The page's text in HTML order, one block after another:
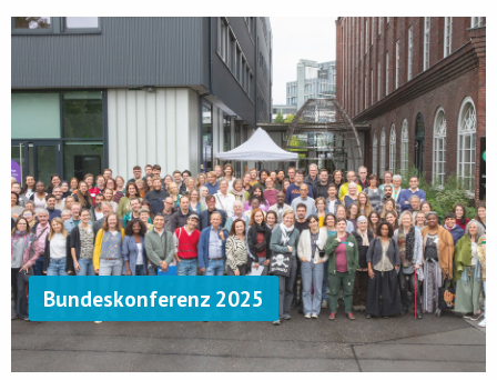
Bundeskonferenz 2025